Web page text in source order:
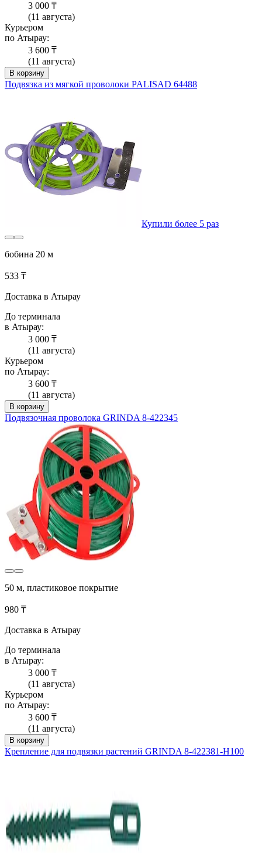
3 000 ₸
(11 августа)
Курьером
по Атырау:
3 600 ₸
(11 августа)
В корзину
Подвязка из мягкой проволоки PALISAD 64488
Купили более 5 раз
бобина 20 м
533 ₸
Доставка в Атырау
До терминала
в Атырау:
3 000 ₸
(11 августа)
Курьером
по Атырау:
3 600 ₸
(11 августа)
В корзину
Подвязочная проволока GRINDA 8-422345
50 м, пластиковое покрытие
980 ₸
Доставка в Атырау
До терминала
в Атырау:
3 000 ₸
(11 августа)
Курьером
по Атырау:
3 600 ₸
(11 августа)
В корзину
Крепление для подвязки растений GRINDA 8-422381-H100